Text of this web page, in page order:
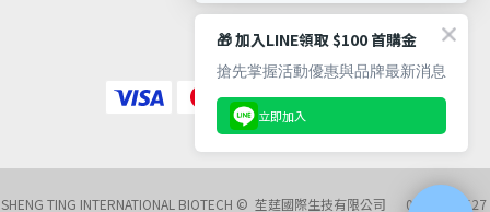
SHENG TING INTERNATIONAL BIOTECH © 苼莛國際生技有限公司 02-27218527
🎁 加入LINE領取 $100 首購金
搶先掌握活動優惠與品牌最新消息
立即加入